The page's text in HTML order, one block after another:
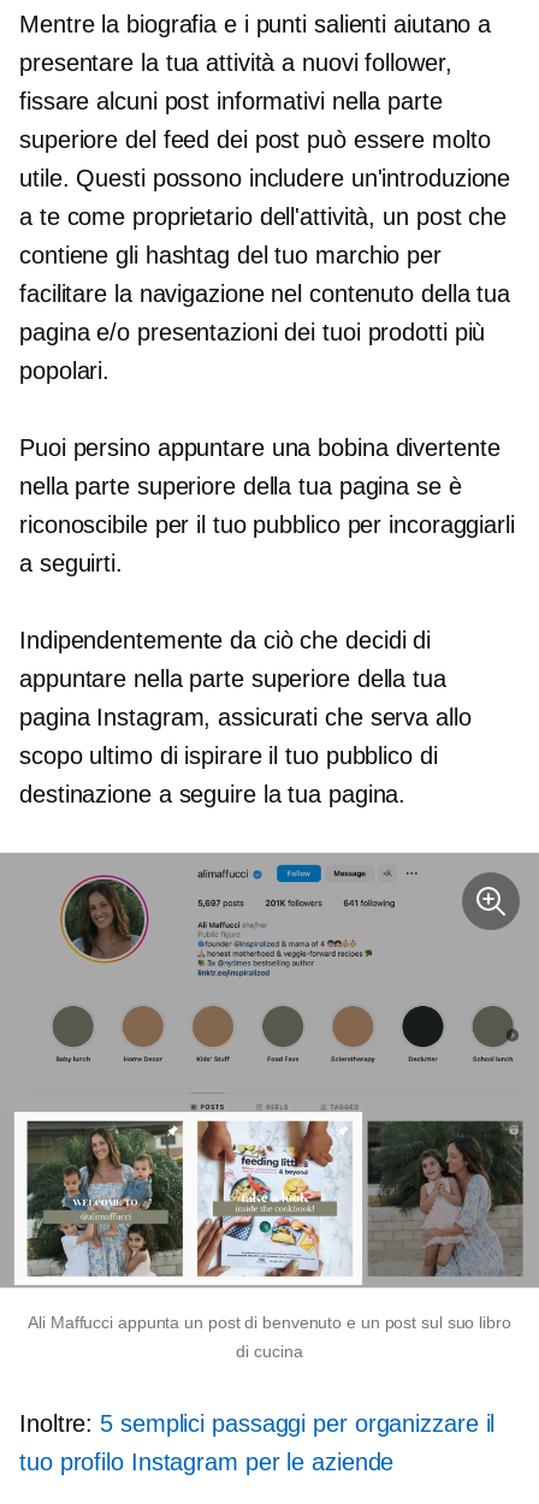
Mentre la biografia e i punti salienti aiutano a
presentare la tua attività a nuovi follower,
fissare alcuni post informativi nella parte
superiore del feed dei post può essere molto
utile. Questi possono includere un'introduzione
a te come proprietario dell'attività, un post che
contiene gli hashtag del tuo marchio per
facilitare la navigazione nel contenuto della tua
pagina e/o presentazioni dei tuoi prodotti più
popolari.
Puoi persino appuntare una bobina divertente
nella parte superiore della tua pagina se è
riconoscibile per il tuo pubblico per incoraggiarli
a seguirti.
Indipendentemente da ciò che decidi di
appuntare nella parte superiore della tua
pagina Instagram, assicurati che serva allo
scopo ultimo di ispirare il tuo pubblico di
destinazione a seguire la tua pagina.
Ali Maffucci appunta un post di benvenuto e un post sul suo libro
di cucina
Inoltre: 5 semplici passaggi per organizzare il
tuo profilo Instagram per le aziende